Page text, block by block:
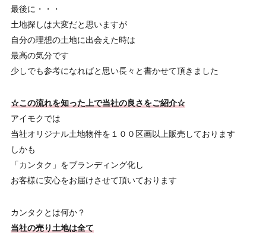
最後に・・・
土地探しは大変だと思いますが
自分の理想の土地に出会えた時は
最高の気分です
少しでも参考になればと思い長々と書かせて頂きました
☆この流れを知った上で当社の良さをご紹介☆
アイモクでは
当社オリジナル土地物件を１００区画以上販売しております
しかも
「カンタク」をブランディング化し
お客様に安心をお届けさせて頂いております
カンタクとは何か？
当社の売り土地は全て